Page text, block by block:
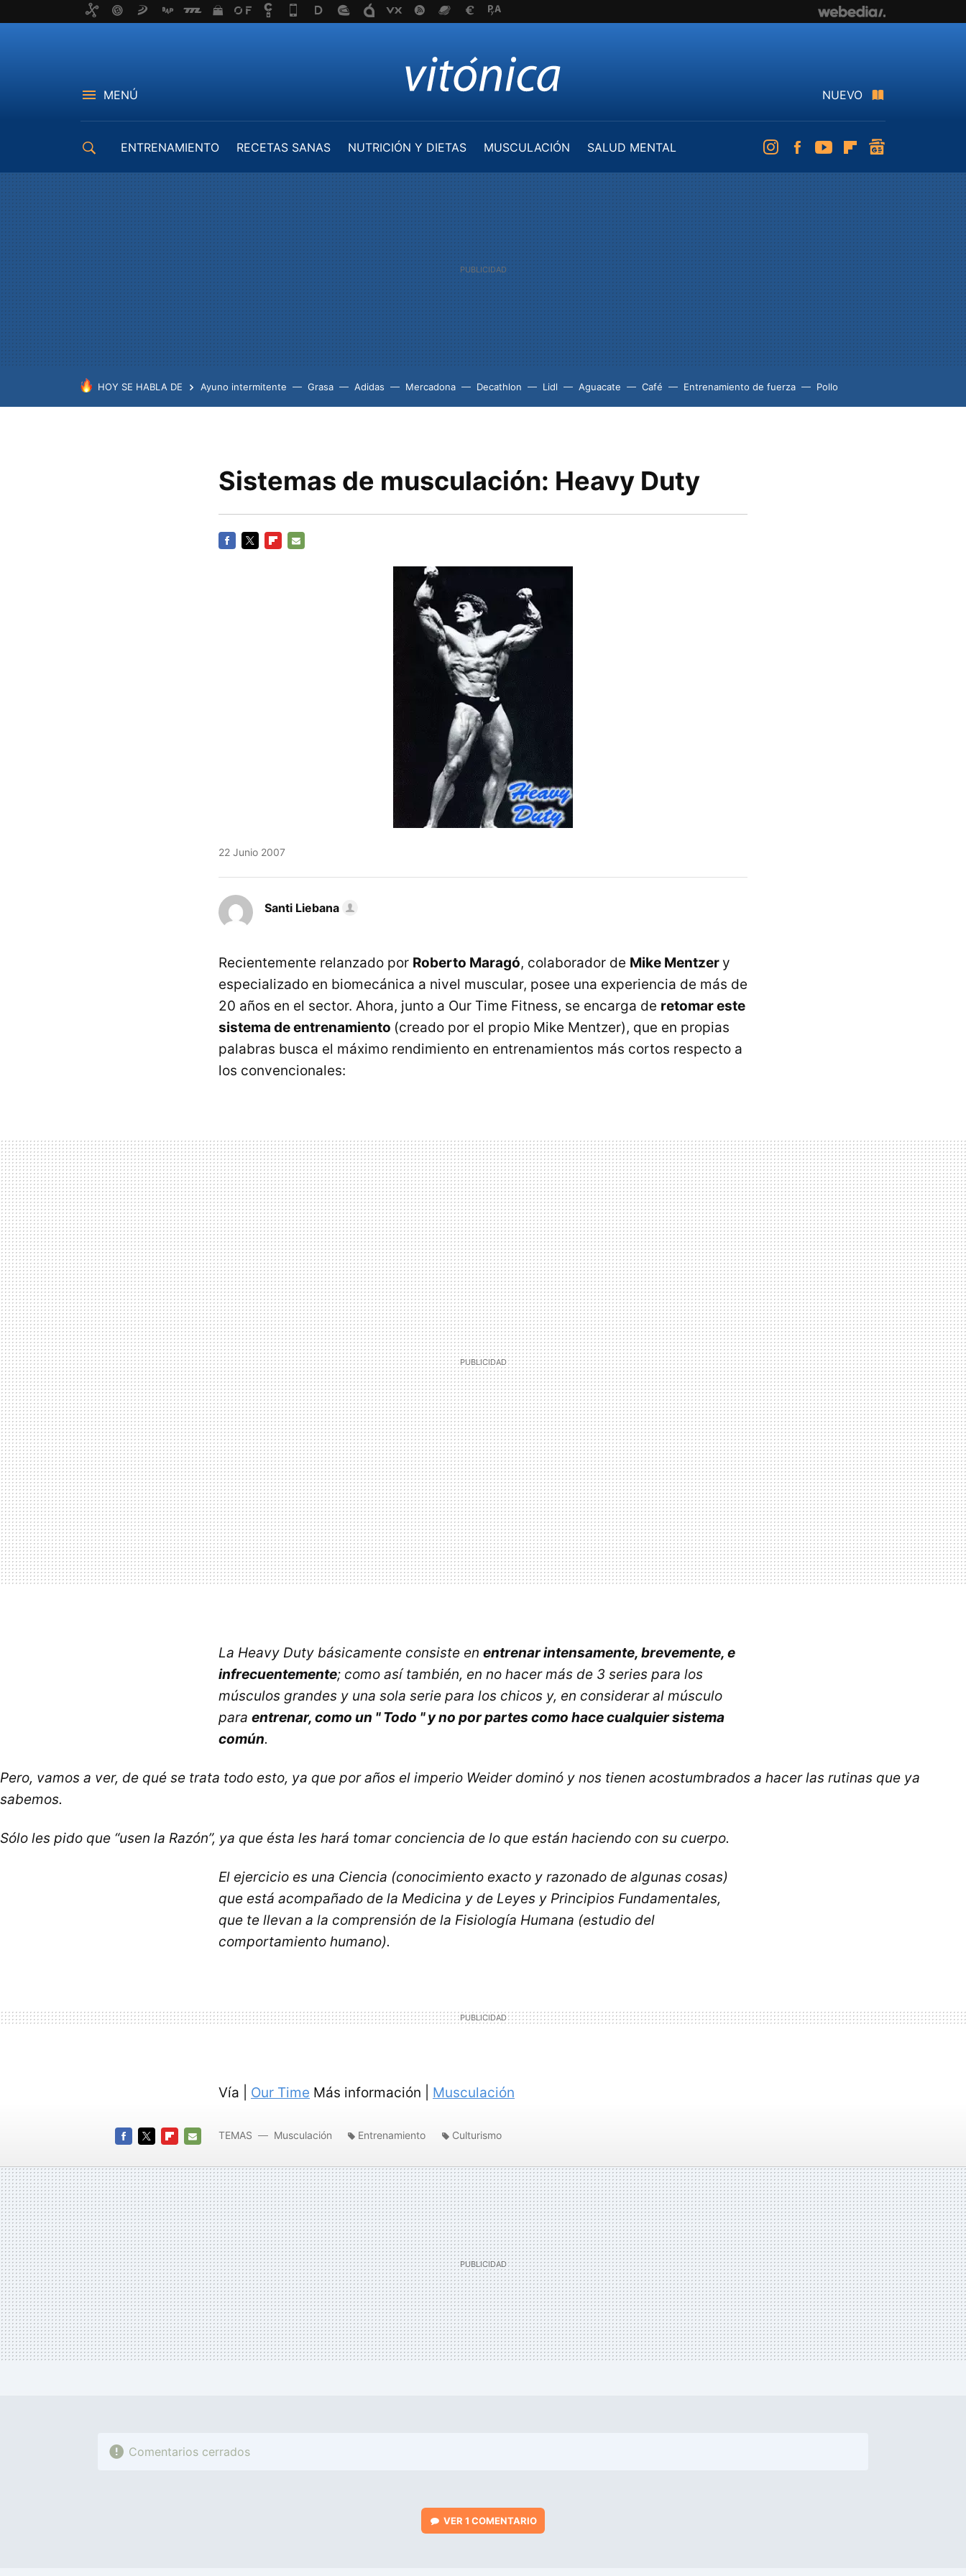
MENÚ NUEVO
ENTRENAMIENTO RECETAS SANAS NUTRICIÓN Y DIETAS MUSCULACIÓN
SALUD MENTAL
InstagramFacebookYoutubeFlipboard
HOY SE HABLA DE Ayuno intermitente Grasa Adidas Mercadona Decathlon Lidl Aguacate Café Entrenamiento de fuerza Pollo
Sistemas de musculación: Heavy Duty
22 Junio 2007
Santi Liebana
Recientemente relanzado por Roberto Maragó, colaborador de Mike Mentzery
especializado en biomecánica a nivel muscular, posee una experiencia de más de
20 años en el sector. Ahora, junto a Our Time Fitness, se encarga de retomar este
sistema de entrenamiento (creado por el propio Mike Mentzer), que en propias
palabras busca el máximo rendimiento en entrenamientos más cortos respecto a
los convencionales:
La Heavy Duty básicamente consiste en entrenar intensamente, brevemente, e
infrecuentemente; como así también, en no hacer más de 3 series para los
músculos grandes y una sola serie para los chicos y, en considerar al músculo
para entrenar, como un " Todo " y no por partes como hace cualquier sistema
común.
Pero, vamos a ver, de qué se trata todo esto, ya que por años el imperio Weider dominó y nos tienen acostumbrados a hacer las rutinas que ya
sabemos.
Sólo les pido que “usen la Razón”, ya que ésta les hará tomar conciencia de lo que están haciendo con su cuerpo.
El ejercicio es una Ciencia (conocimiento exacto y razonado de algunas cosas)
que está acompañado de la Medicina y de Leyes y Principios Fundamentales,
que te llevan a la comprensión de la Fisiología Humana (estudio del
comportamiento humano).
Vía | Our Time Más información | Musculación
MAIL
TEMAS Musculación Entrenamiento Culturismo
Comentarios cerrados
VER 1 COMENTARIO